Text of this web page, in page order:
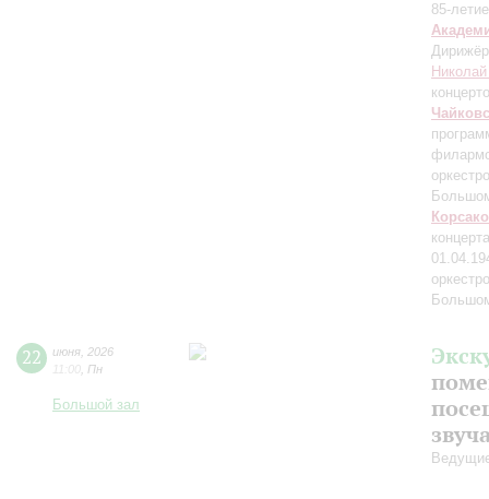
85-
22 июня 2026
11:00 Пн
Большой зал